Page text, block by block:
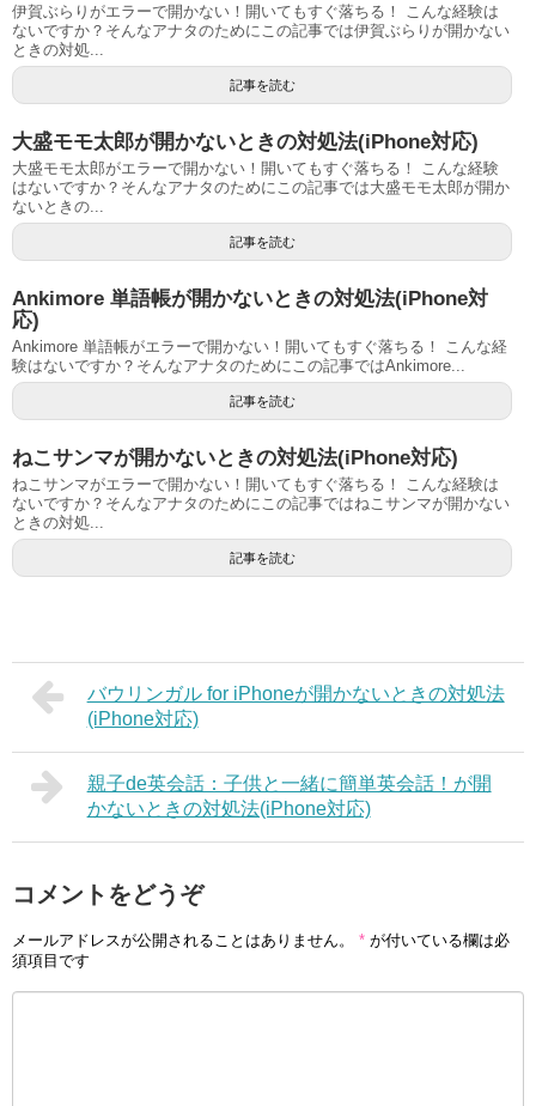
伊賀ぶらりがエラーで開かない！開いてもすぐ落ちる！ こんな経験は
ないですか？そんなアナタのためにこの記事では伊賀ぶらりが開かない
ときの対処...
記事を読む
大盛モモ太郎が開かないときの対処法(iPhone対応)
大盛モモ太郎がエラーで開かない！開いてもすぐ落ちる！ こんな経験
はないですか？そんなアナタのためにこの記事では大盛モモ太郎が開か
ないときの...
記事を読む
Ankimore 単語帳が開かないときの対処法(iPhone対
応)
Ankimore 単語帳がエラーで開かない！開いてもすぐ落ちる！ こんな経
験はないですか？そんなアナタのためにこの記事ではAnkimore...
記事を読む
ねこサンマが開かないときの対処法(iPhone対応)
ねこサンマがエラーで開かない！開いてもすぐ落ちる！ こんな経験は
ないですか？そんなアナタのためにこの記事ではねこサンマが開かない
ときの対処...
記事を読む
バウリンガル for iPhoneが開かないときの対処法
(iPhone対応)
親子de英会話：子供と一緒に簡単英会話！が開
かないときの対処法(iPhone対応)
コメントをどうぞ
メールアドレスが公開されることはありません。 * が付いている欄は必
須項目です